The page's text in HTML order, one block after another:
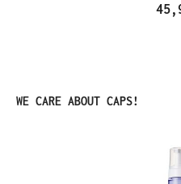
Produktgalerie überspringen
WE CARE ABOUT CAPS!